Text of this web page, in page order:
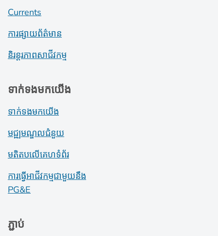
Currents
ការផ្សាយព័ត៌មាន
និរន្តរភាពសាជីវកម្ម
ទាក់ទងមកយើង
ទាក់ទងមកយើង
មជ្ឍមណ្ឌលជំនួយ
មតិតបលើគេហទំព័រ
ការធ្វើអាជីវកម្មជាមួយនឹង
PG&E
ភ្ជាប់